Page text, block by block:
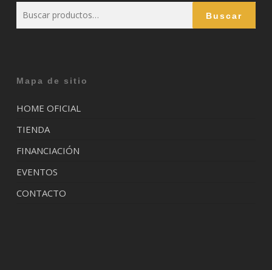
por:
Buscar
Mapa de sitio
HOME OFICIAL
TIENDA
FINANCIACIÓN
EVENTOS
CONTACTO